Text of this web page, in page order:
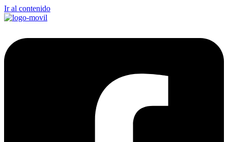
Ir al contenido